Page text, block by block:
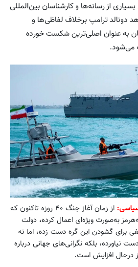
از رسانه‌ها و کارشناسان بین‌المللی
دونالد ترامپ برخلاف لفاظی‌ها و
به عنوان اصلی‌ترین شکست خورده
می‌شود.
از زمان آغاز جنگ ۴۰ روزه تاکنون که
به‌صورت ویژه‌ای اعمال کرده، دولت
برای گشودن این گره دست زده، اما نه
نیاورده، بلکه نگرانی‌های جهانی درباره
درحال افزایش است.